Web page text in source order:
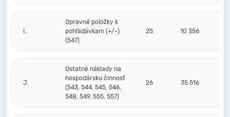
I.
Opravné položky k
pohľadávkam (+/-)
(547)
25 10 356
J.
Ostatné náklady na
hospodársku činnosť
(543, 544, 545, 546,
548, 549, 555, 557)
26 35 516